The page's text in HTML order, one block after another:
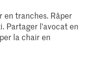
en tranches. Râper
Partager l'avocat en
la chair en